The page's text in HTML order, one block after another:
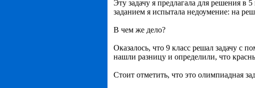
Эту задачу я предлагала для решения в
заданием я испытала недоумение: на
В чем же дело?
Оказалось, что 9 класс решал задачу с
нашли разницу и определили, что
Стоит отметить, что это олимпиадная